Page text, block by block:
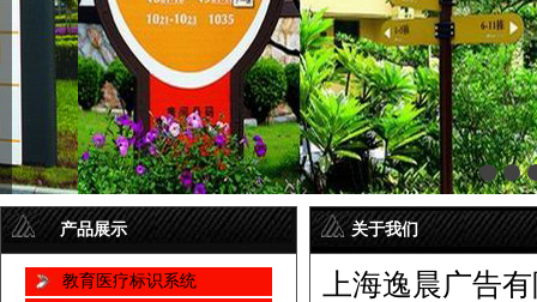
产品展示
教育医疗标识系统
关于我们
上海逸晨广告